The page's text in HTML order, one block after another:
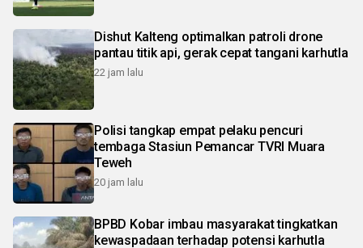
Dishut Kalteng optimalkan patroli drone
pantau titik api, gerak cepat tangani karhutla
22 jam lalu
Polisi tangkap empat pelaku pencuri
tembaga Stasiun Pemancar TVRI Muara
Teweh
20 jam lalu
BPBD Kobar imbau masyarakat tingkatkan
kewaspadaan terhadap potensi karhutla